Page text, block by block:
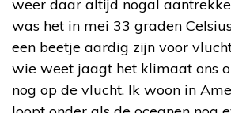
weer daar altijd nogal
was het in mei 33 graden
een beetje aardig zijn voor
wie weet jaagt het klimaat ons
nog op de vlucht. Ik woon in